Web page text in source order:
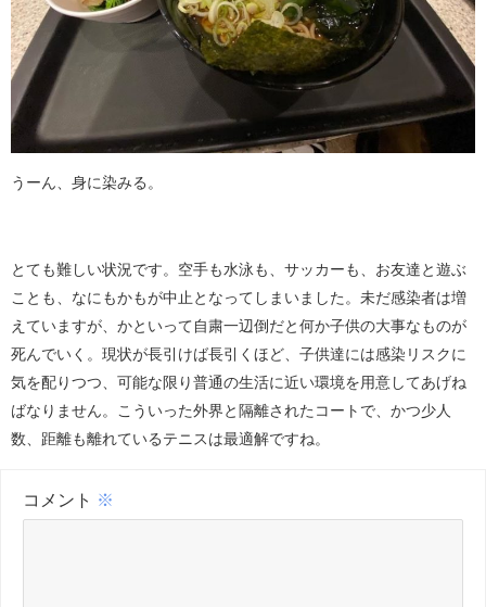
うーん、身に染みる。
とても難しい状況です。空手も水泳も、サッカーも、お友達と遊ぶ
ことも、なにもかもが中止となってしまいました。未だ感染者は増
えていますが、かといって自粛一辺倒だと何か子供の大事なものが
死んでいく。現状が長引けば長引くほど、子供達には感染リスクに
気を配りつつ、可能な限り普通の生活に近い環境を用意してあげね
ばなりません。こういった外界と隔離されたコートで、かつ少人
数、距離も離れているテニスは最適解ですね。
コメント ※